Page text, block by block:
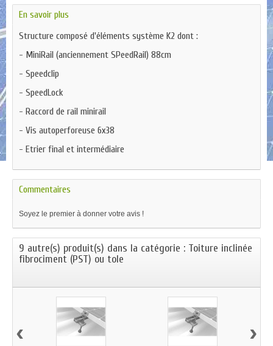
En savoir plus
Structure composé d'éléments système K2 dont :
- MiniRail (anciennement SPeedRail) 88cm
- Speedclip
- SpeedLock
- Raccord de rail minirail
- Vis autoperforeuse 6x38
- Etrier final et intermédiaire
Commentaires
Soyez le premier à donner votre avis !
9 autre(s) produit(s) dans la catégorie : Toiture inclinée
fibrociment (PST) ou tole
‹ ›